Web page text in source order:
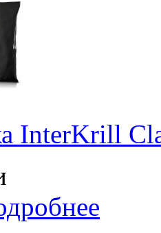
InterKrill